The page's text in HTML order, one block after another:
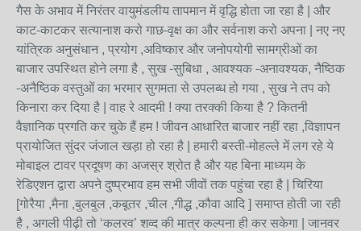
गैस के अभाव में निरंतर वायुमंडलीय तापमान में वृद्धि होता जा रहा है | और
काट-काटकर सत्यानाश करो गाछ-वृक्ष का और सर्वनाश करो अपना | नए नए
यांत्रिक अनुसंधान , प्रयोग ,अविष्कार और जनोपयोगी सामग्रीओं का
बाजार उपस्थित होने लगा है , सुख -सुबिधा , आवश्यक -अनावश्यक, नैष्ठिक
-अनैष्ठिक वस्तुओं का भरमार सुगमता से उपलब्ध हो गया , सुख ने तप को
किनारा कर दिया है | वाह रे आदमी ! क्या तरक्की किया है ? कितनी
वैज्ञानिक प्रगति कर चुके हैं हम ! जीवन आधारित बाजार नहीं रहा ,विज्ञापन
प्रायोजित सुंदर जंजाल खड़ा हो रहा है | हमारी बस्ती-मोहल्ले में लग रहे ये
मोबाइल टावर प्रदूषण का अजस्र श्रोत है और यह बिना माध्यम के
रेडिएशन द्वारा अपने दुष्प्रभाव हम सभी जीवों तक पहुंचा रहा है | चिरिया
[गोरैया ,मैना ,बुलबुल ,कबूतर ,चील ,गीद्ध ,कौवा आदि ] समाप्त होती जा रही
है , अगली पीढ़ी तो ‘कलरव’ शव्द की मात्र कल्पना ही कर सकेगा | जानवर